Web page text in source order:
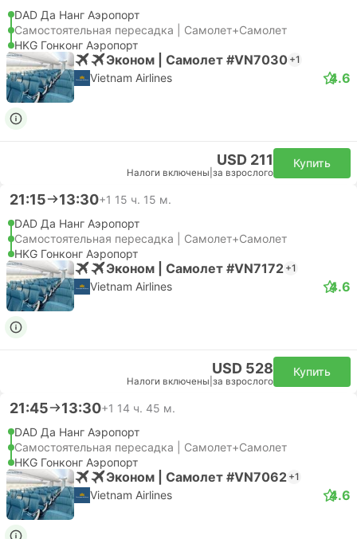
DAD Да Нанг Аэропорт
Самостоятельная пересадка | Самолет+Самолет
HKG Гонконг Аэропорт
Эконом | Самолет #VN7030 +1
Vietnam Airlines 4.6
USD 211
Налоги включены за взрослого
Купить
21:15 13:30+1 15 ч. 15 м.
DAD Да Нанг Аэропорт
Самостоятельная пересадка | Самолет+Самолет
HKG Гонконг Аэропорт
Эконом | Самолет #VN7172 +1
Vietnam Airlines 4.6
USD 528
Налоги включены за взрослого
Купить
21:45 13:30+1 14 ч. 45 м.
DAD Да Нанг Аэропорт
Самостоятельная пересадка | Самолет+Самолет
HKG Гонконг Аэропорт
Эконом | Самолет #VN7062 +1
Vietnam Airlines 4.6